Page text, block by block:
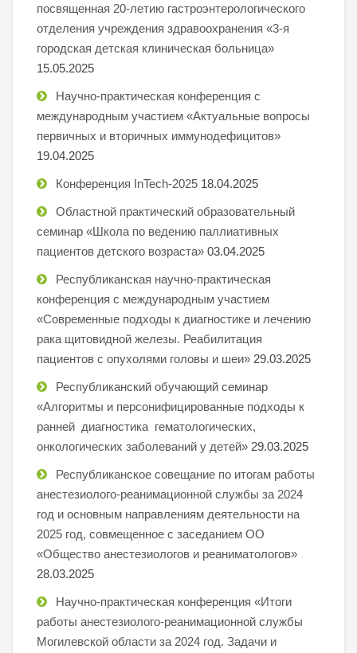
посвященная 20-летию гастроэнтерологического
отделения учреждения здравоохранения «3-я
городская детская клиническая больница»
15.05.2025
Научно-практическая конференция с
международным участием «Актуальные вопросы
первичных и вторичных иммунодефицитов»
19.04.2025
Конференция InTech-2025 18.04.2025
Областной практический образовательный
семинар «Школа по ведению паллиативных
пациентов детского возраста» 03.04.2025
Республиканская научно-практическая
конференция с международным участием
«Современные подходы к диагностике и лечению
рака щитовидной железы. Реабилитация
пациентов с опухолями головы и шеи» 29.03.2025
Республиканский обучающий семинар
«Алгоритмы и персонифицированные подходы к
ранней диагностика гематологических,
онкологических заболеваний у детей» 29.03.2025
Республиканское совещание по итогам работы
анестезиолого-реанимационной службы за 2024
год и основным направлениям деятельности на
2025 год, совмещенное с заседанием ОО
«Общество анестезиологов и реаниматологов»
28.03.2025
Научно-практическая конференция «Итоги
работы анестезиолого-реанимационной службы
Могилевской области за 2024 год. Задачи и